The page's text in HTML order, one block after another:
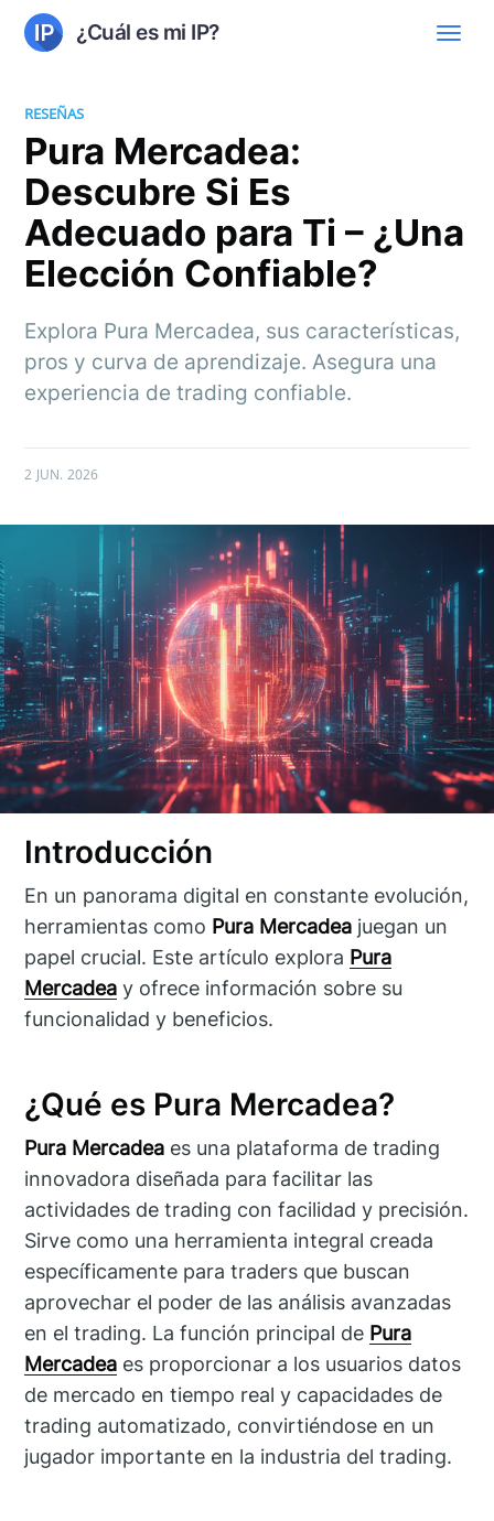
¿Cuál es mi IP?
RESEÑAS
Pura Mercadea:
Descubre Si Es
Adecuado para Ti – ¿Una
Elección Confiable?
Explora Pura Mercadea, sus características,
pros y curva de aprendizaje. Asegura una
experiencia de trading confiable.
2 JUN. 2026
Introducción
En un panorama digital en constante evolución,
herramientas como Pura Mercadea juegan un
papel crucial. Este artículo explora Pura
Mercadea y ofrece información sobre su
funcionalidad y beneficios.
¿Qué es Pura Mercadea?
Pura Mercadea es una plataforma de trading
innovadora diseñada para facilitar las
actividades de trading con facilidad y precisión.
Sirve como una herramienta integral creada
específicamente para traders que buscan
aprovechar el poder de las análisis avanzadas
en el trading. La función principal de Pura
Mercadea es proporcionar a los usuarios datos
de mercado en tiempo real y capacidades de
trading automatizado, convirtiéndose en un
jugador importante en la industria del trading.